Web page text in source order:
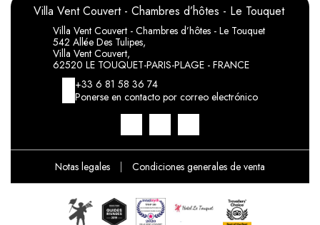
Villa Vent Couvert - Chambres d’hôtes - Le Touquet
Villa Vent Couvert - Chambres d’hôtes - Le Touquet
542 Allée Des Tulipes,
Villa Vent Couvert,
62520 LE TOUQUET-PARIS-PLAGE - FRANCE
+33 6 81 58 36 74
Ponerse en contacto por correo electrónico
Notas legales Condiciones generales de venta